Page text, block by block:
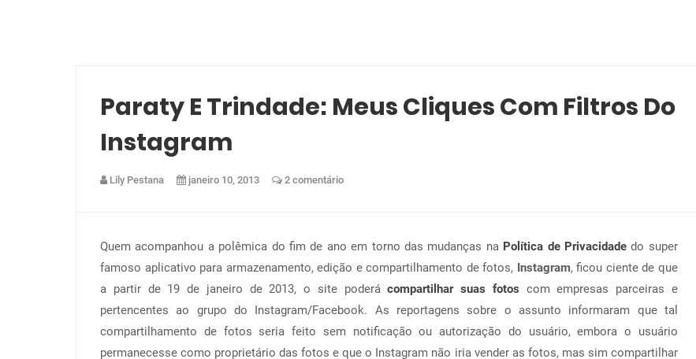
Paraty E Trindade: Meus Cliques Com Filtros Do
Instagram
Lily Pestana janeiro 10, 2013 2 comentário
Quem acompanhou a polêmica do fim de ano em torno das mudanças na Política de Privacidade do super
famoso aplicativo para armazenamento, edição e compartilhamento de fotos, Instagram, ficou ciente de que
a partir de 19 de janeiro de 2013, o site poderácompartilhar suas fotos com empresas parceiras e
pertencentes ao grupo do Instagram/Facebook. As reportagens sobre o assunto informaram que tal
compartilhamento de fotos seria feito sem notificação ou autorização do usuário, embora o usuário
permanecesse como proprietário das fotos e que o Instagram não iria vender as fotos, mas sim compartilhar